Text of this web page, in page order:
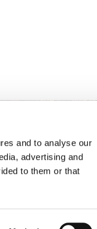
and to analyse our
advertising and
to them or that